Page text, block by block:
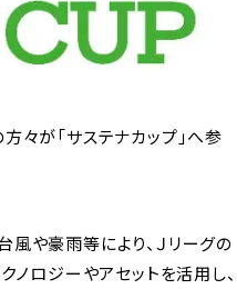
々が「サステナカップ」へ参
や豪雨等により、Ｊリーグの
ロジーやアセットを活用し、